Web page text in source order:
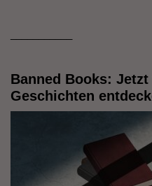
Banned Books:
Geschichten